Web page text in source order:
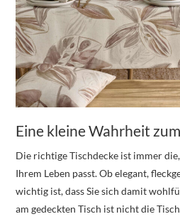
Eine kleine Wahrheit
Die richtige Tischdecke ist immer
Ihrem Leben passt. Ob elegant,
wichtig ist, dass Sie sich damit
am gedeckten Tisch ist nicht die